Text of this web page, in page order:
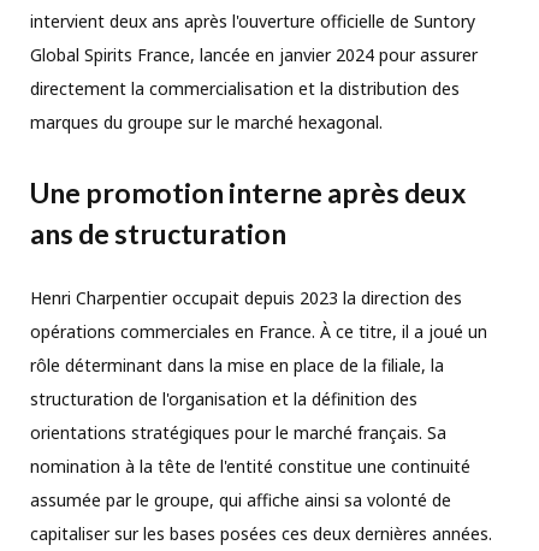
intervient deux ans après l'ouverture officielle de Suntory
Global Spirits France, lancée en janvier 2024 pour assurer
directement la commercialisation et la distribution des
marques du groupe sur le marché hexagonal.
Une promotion interne après deux
ans de structuration
Henri Charpentier occupait depuis 2023 la direction des
opérations commerciales en France. À ce titre, il a joué un
rôle déterminant dans la mise en place de la filiale, la
structuration de l'organisation et la définition des
orientations stratégiques pour le marché français. Sa
nomination à la tête de l'entité constitue une continuité
assumée par le groupe, qui affiche ainsi sa volonté de
capitaliser sur les bases posées ces deux dernières années.